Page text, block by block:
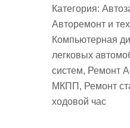
Категория:
Авторемонт и
Компьютерная
легковых
систем, Ремонт
МКПП, Ремонт
ходовой час